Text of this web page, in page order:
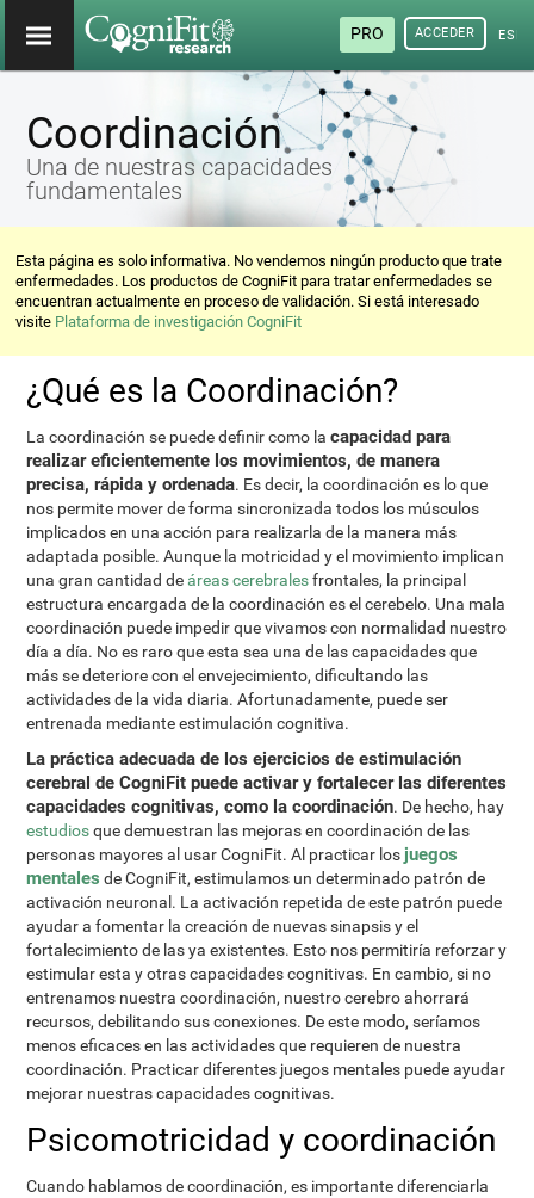
PRO ACCEDER
Coordinación
Una de nuestras capacidades
fundamentales
Esta página es solo informativa. No vendemos ningún producto que trate
enfermedades. Los productos de CogniFit para tratar enfermedades se
encuentran actualmente en proceso de validación. Si está interesado
visite Plataforma de investigación CogniFit
¿Qué es la Coordinación?
La coordinación se puede definir como lacapacidad para
realizar eficientemente los movimientos, de manera
precisa, rápida y ordenada. Es decir, la coordinación es lo que
nos permite mover de forma sincronizada todos los músculos
implicados en una acción para realizarla de la manera más
adaptada posible. Aunque la motricidad y el movimiento implican
una gran cantidad deáreas cerebralesfrontales, la principal
estructura encargada de la coordinación es el cerebelo. Una mala
coordinación puede impedir que vivamos con normalidad nuestro
día a día. No es raro que esta sea una de las capacidades que
más se deteriore con el envejecimiento, dificultando las
actividades de la vida diaria. Afortunadamente, puede ser
entrenada mediante estimulación cognitiva.
La práctica adecuada de los ejercicios de estimulación
cerebral de CogniFit puede activar y fortalecer las diferentes
capacidades cognitivas, como la coordinación. De hecho, hay
estudiosque demuestran las mejoras en coordinación de las
personas mayores al usar CogniFit. Al practicar los juegos
mentales de CogniFit, estimulamos un determinado patrón de
activación neuronal. La activación repetida de este patrón puede
ayudar a fomentar la creación de nuevas sinapsis y el
fortalecimiento de las ya existentes. Esto nos permitiría reforzar y
estimular esta y otras capacidades cognitivas. En cambio, si no
entrenamos nuestra coordinación, nuestro cerebro ahorrará
recursos, debilitando sus conexiones. De este modo, seríamos
menos eficaces en las actividades que requieren de nuestra
coordinación. Practicar diferentes juegos mentales puede ayudar
mejorar nuestras capacidades cognitivas.
Psicomotricidad y coordinación
Cuando hablamos de coordinación, es importante diferenciarla